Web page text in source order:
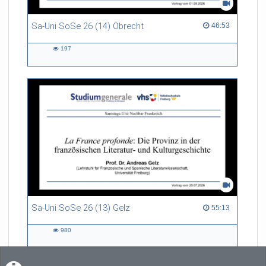
Sa-Uni SoSe 26 (14) Obrecht 46:53
46:53 duration
197
Sa-Uni SoSe 26 (13) Gelz 55:13
55:13 duration
980